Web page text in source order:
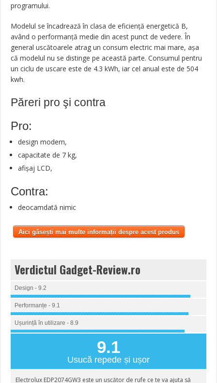
programului.
Modelul se încadrează în clasa de eficiență energetică B,
având o performanță medie din acest punct de vedere. În
general uscătoarele atrag un consum electric mai mare, așa
că modelul nu se distinge pe această parte. Consumul pentru
un ciclu de uscare este de 4.3 kWh, iar cel anual este de 504
kwh.
Păreri pro şi contra
Pro:
design modern,
capacitate de 7 kg,
afișaj LCD,
Contra:
deocamdată nimic
Aici găsești mai multe informații despre acest produs
Verdictul Gadget-Review.ro
Design - 9.2
Performanțe - 9.1
Ușurință în utilizare - 8.9
9.1
Usucă repede și ușor
Electrolux EDP2074GW3 este un uscător de rufe ce te va ajuta să